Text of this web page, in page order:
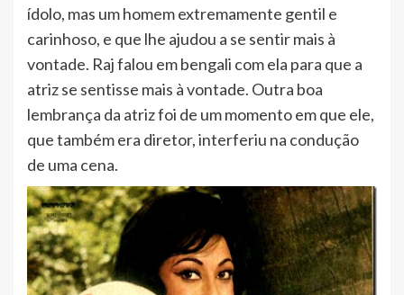
ídolo, mas um homem extremamente gentil e
carinhoso, e que lhe ajudou a se sentir mais à
vontade. Raj falou em bengali com ela para que a
atriz se sentisse mais à vontade. Outra boa
lembrança da atriz foi de um momento em que ele,
que também era diretor, interferiu na condução
de uma cena.